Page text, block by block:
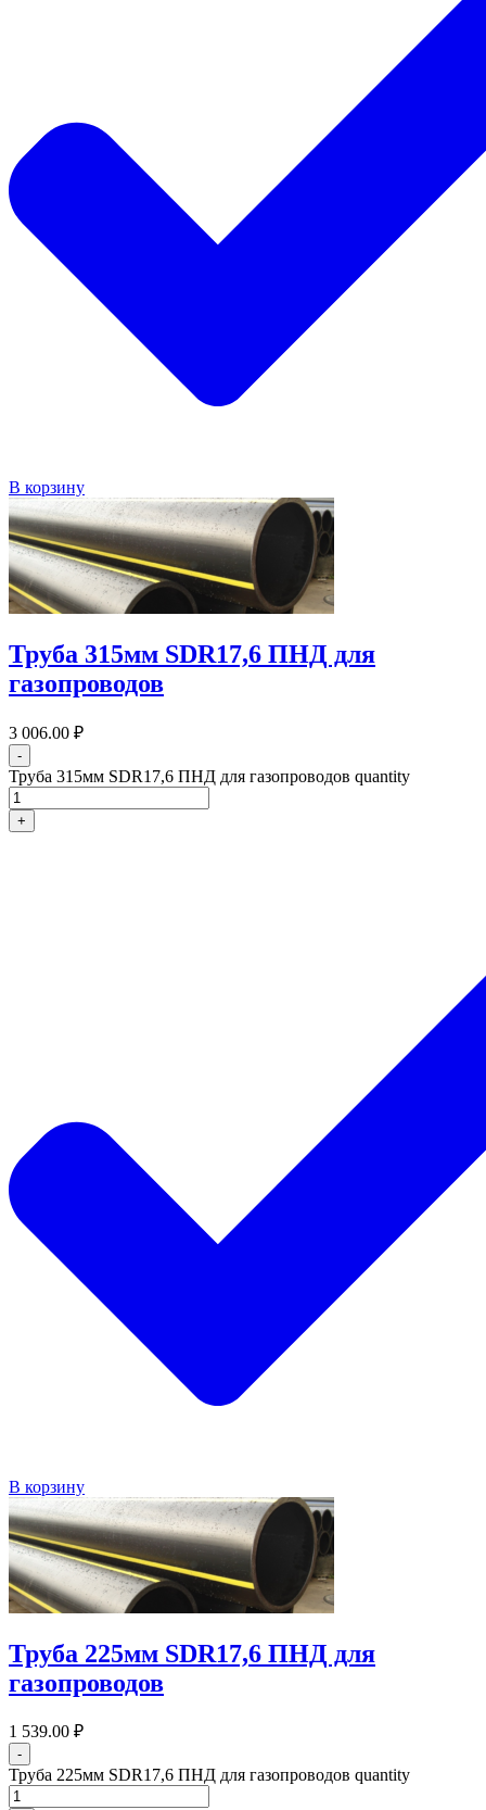
В корзину
Труба 315мм SDR17,6 ПНД для
газопроводов
3 006.00 ₽
-
Труба 315мм SDR17,6 ПНД для газопроводов quantity
+
В корзину
Труба 225мм SDR17,6 ПНД для
газопроводов
1 539.00 ₽
-
Труба 225мм SDR17,6 ПНД для газопроводов quantity